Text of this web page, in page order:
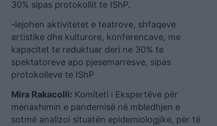
30% sipas protokollit te IShP.
-lejohen aktivitetet e teatrove, shfaqeve
artistike dhe kulturore, konferencave, me
kapacitet te reduktuar deri ne 30% te
spektatoreve apo pjesemarresve, sipas
protokolleve te IShP
Mira Rakacolli: Komiteti i Ekspertëve për
menaxhimin e pandemisë në mbledhjen e
sotmë analizoi situatën epidemiologjike, për të